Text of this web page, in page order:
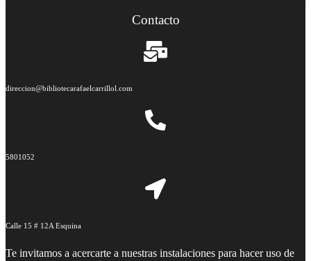
Contacto
direccion@bibliotecarafaelcarrillol.com
5801052
Calle 15 # 12A Esquina
Te invitamos a acercarte a nuestras instalaciones para hacer uso de